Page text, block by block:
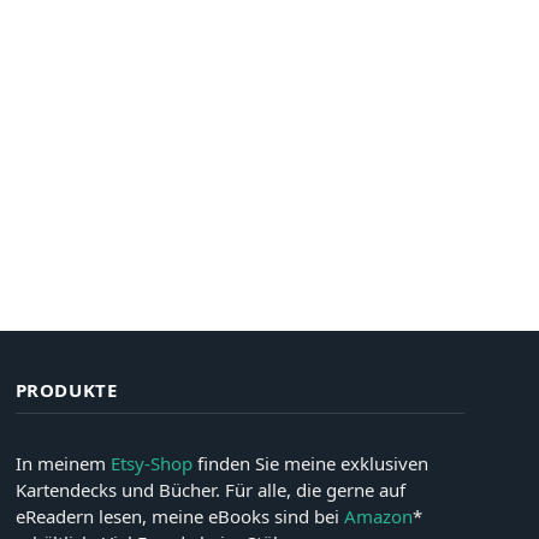
PRODUKTE
In meinem Etsy-Shopfinden Sie meine exklusiven
Kartendecks und Bücher. Für alle, die gerne auf
eReadern lesen, meine eBooks sind bei Amazon*